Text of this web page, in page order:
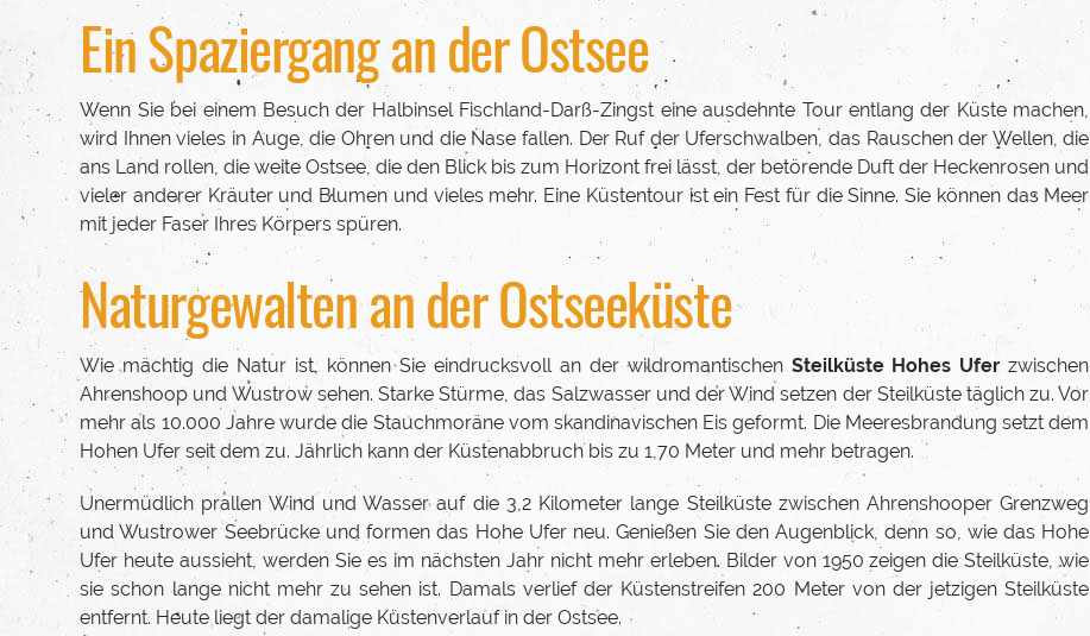
Ein Spaziergang an der Ostsee
Wenn Sie bei einem Besuch der Halbinsel Fischland-Darß-Zingst eine ausdehnte Tour entlang der Küste machen,
wird Ihnen vieles in Auge, die Ohren und die Nase fallen. Der Ruf der Uferschwalben, das Rauschen der Wellen, die
ans Land rollen, die weite Ostsee, die den Blick bis zum Horizont frei lässt, der betörende Duft der Heckenrosen und
vieler anderer Kräuter und Blumen und vieles mehr. Eine Küstentour ist ein Fest für die Sinne. Sie können das Meer
mit jeder Faser Ihres Körpers spüren.
Naturgewalten an der Ostseeküste
Wie mächtig die Natur ist, können Sie eindrucksvoll an der wildromantischen Steilküste Hohes Ufer zwischen
Ahrenshoop und Wustrow sehen. Starke Stürme, das Salzwasser und der Wind setzen der Steilküste täglich zu. Vor
mehr als 10.000 Jahre wurde die Stauchmoräne vom skandinavischen Eis geformt. Die Meeresbrandung setzt dem
Hohen Ufer seit dem zu. Jährlich kann der Küstenabbruch bis zu 1,70 Meter und mehr betragen.
Unermüdlich prallen Wind und Wasser auf die 3,2 Kilometer lange Steilküste zwischen Ahrenshooper Grenzweg
und Wustrower Seebrücke und formen das Hohe Ufer neu. Genießen Sie den Augenblick, denn so, wie das Hohe
Ufer heute aussieht, werden Sie es im nächsten Jahr nicht mehr erleben. Bilder von 1950 zeigen die Steilküste, wie
sie schon lange nicht mehr zu sehen ist. Damals verlief der Küstenstreifen 200 Meter von der jetzigen Steilküste
entfernt. Heute liegt der damalige Küstenverlauf in der Ostsee.